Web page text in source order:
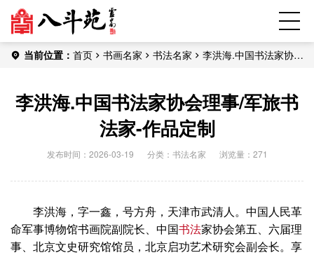
当前位置： 首页 书画名家 书法名家
李洪海.中国书法家协会
李洪海.中国书法家协会理事/军旅书
法家-作品定制
发布时间：2026-03-19 分类： 书法名家 浏览量：271
李洪海，字一鑫，号方舟，天津市武清人。中国人民革
命军事博物馆书画院副院长、中国书法家协会第五、六届理
事、北京文史研究馆馆员，北京启功艺术研究会副会长。享